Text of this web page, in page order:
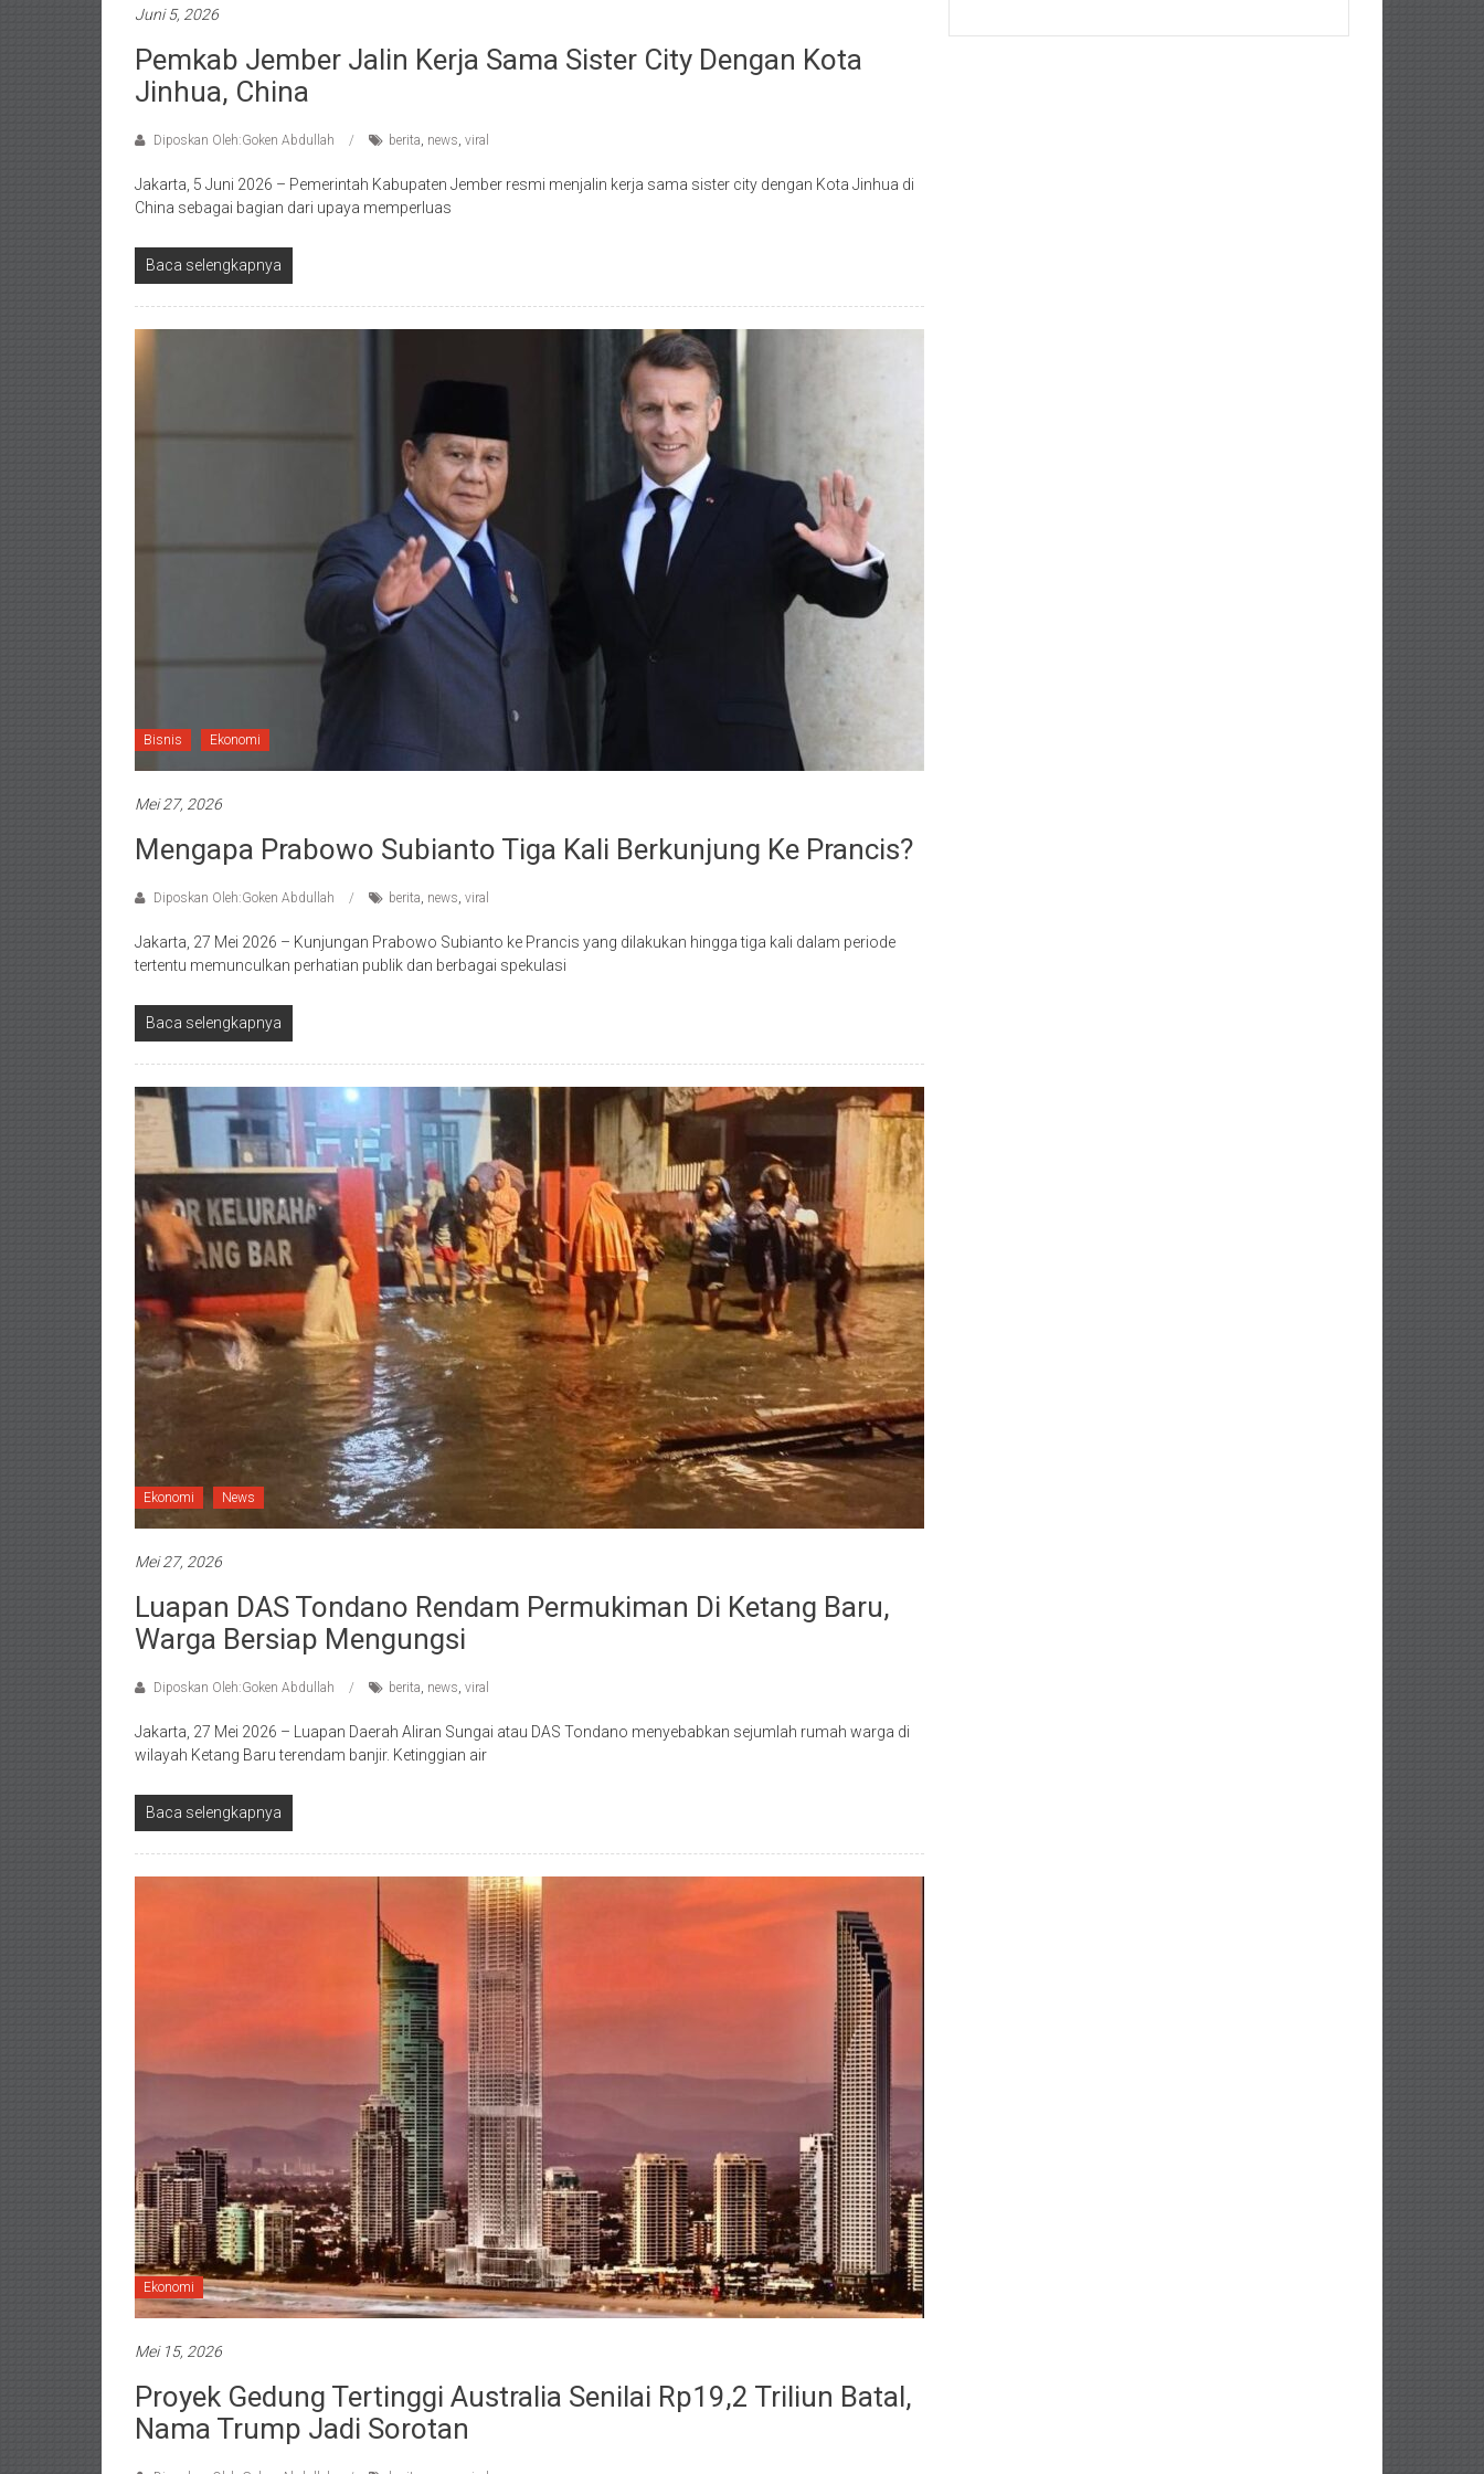
Juni 5, 2026
Pemkab Jember Jalin Kerja Sama Sister City Dengan Kota
Jinhua, China
Diposkan Oleh:Goken Abdullah berita, news, viral
Jakarta, 5 Juni 2026 – Pemerintah Kabupaten Jember resmi menjalin kerja sama sister city dengan Kota Jinhua di
China sebagai bagian dari upaya memperluas
Baca selengkapnya
Bisnis Ekonomi
Mei 27, 2026
Mengapa Prabowo Subianto Tiga Kali Berkunjung Ke Prancis?
Diposkan Oleh:Goken Abdullah berita, news, viral
Jakarta, 27 Mei 2026 – Kunjungan Prabowo Subianto ke Prancis yang dilakukan hingga tiga kali dalam periode
tertentu memunculkan perhatian publik dan berbagai spekulasi
Baca selengkapnya
Ekonomi News
Mei 27, 2026
Luapan DAS Tondano Rendam Permukiman Di Ketang Baru,
Warga Bersiap Mengungsi
Diposkan Oleh:Goken Abdullah berita, news, viral
Jakarta, 27 Mei 2026 – Luapan Daerah Aliran Sungai atau DAS Tondano menyebabkan sejumlah rumah warga di
wilayah Ketang Baru terendam banjir. Ketinggian air
Baca selengkapnya
Ekonomi
Mei 15, 2026
Proyek Gedung Tertinggi Australia Senilai Rp19,2 Triliun Batal,
Nama Trump Jadi Sorotan